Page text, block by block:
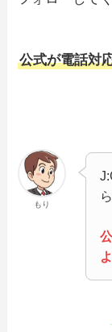
公式が電話対
もり